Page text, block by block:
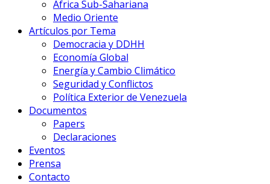
Africa Sub-Sahariana
Medio Oriente
Artículos por Tema
Democracia y DDHH
Economía Global
Energía y Cambio Climático
Seguridad y Conflictos
Política Exterior de Venezuela
Documentos
Papers
Declaraciones
Eventos
Prensa
Contacto